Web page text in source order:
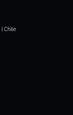
| Chile